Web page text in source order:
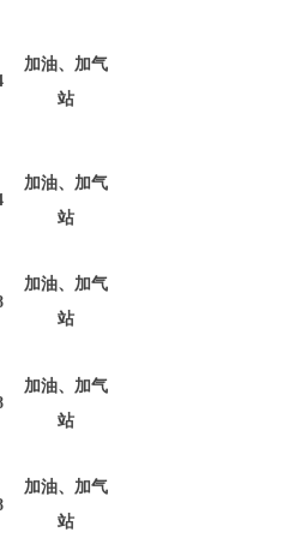
加油、加气
站
加油、加气
站
加油、加气
站
加油、加气
站
加油、加气
站